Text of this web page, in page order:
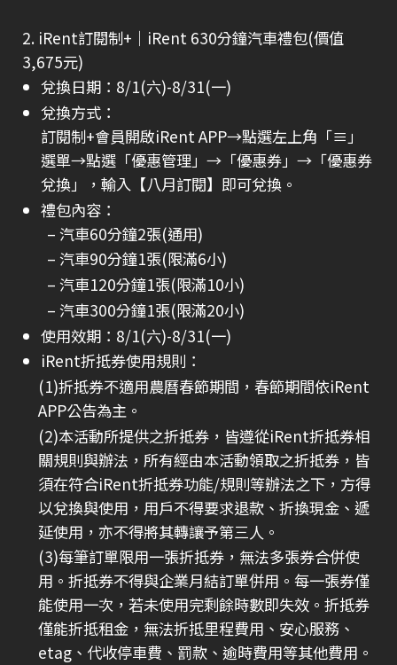
2. iRent訂閱制+｜iRent 630分鐘汽車禮包(價值
3,675元)
兌換日期：8/1(六)-8/31(一)
兌換方式：
訂閱制+會員開啟iRent APP→點選左上角「≡」
選單→點選「優惠管理」→「優惠券」→「優惠券
兌換」，輸入【八月訂閱】即可兌換。
禮包內容：
汽車60分鐘2張(通用)
汽車90分鐘1張(限滿6小)
汽車120分鐘1張(限滿10小)
汽車300分鐘1張(限滿20小)
使用效期：8/1(六)-8/31(一)
iRent折抵券使用規則：
(1)折抵券不適用農曆春節期間，春節期間依iRent
APP公告為主。
(2)本活動所提供之折抵券，皆遵從iRent折抵券相
關規則與辦法，所有經由本活動領取之折抵券，皆
須在符合iRent折抵券功能/規則等辦法之下，方得
以兌換與使用，用戶不得要求退款、折換現金、遞
延使用，亦不得將其轉讓予第三人。
(3)每筆訂單限用一張折抵券，無法多張券合併使
用。折抵券不得與企業月結訂單併用。每一張券僅
能使用一次，若未使用完剩餘時數即失效。折抵券
僅能折抵租金，無法折抵里程費用、安心服務、
etag、代收停車費、罰款、逾時費用等其他費用。